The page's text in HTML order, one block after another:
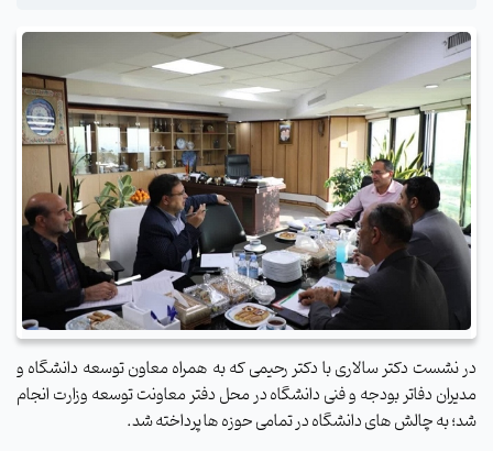
در نشست دکتر سالاری با دکتر رحیمی که به همراه معاون توسعه دانشگاه و
مدیران دفاتر بودجه و فنی دانشگاه در محل دفتر معاونت توسعه وزارت انجام
شد؛ به چالش های دانشگاه در تمامی حوزه ها پرداخته شد.